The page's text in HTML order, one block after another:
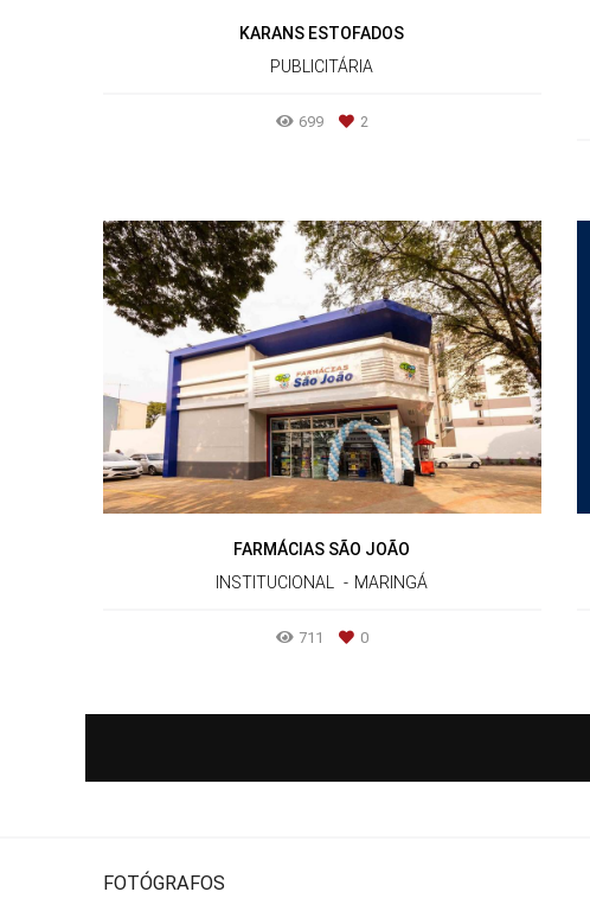
KARANS ESTOFADOS
PUBLICITÁRIA
699 2
FARMÁCIAS SÃO JOÃO
INSTITUCIONAL
MARINGÁ
711 0
FOTÓGRAFOS